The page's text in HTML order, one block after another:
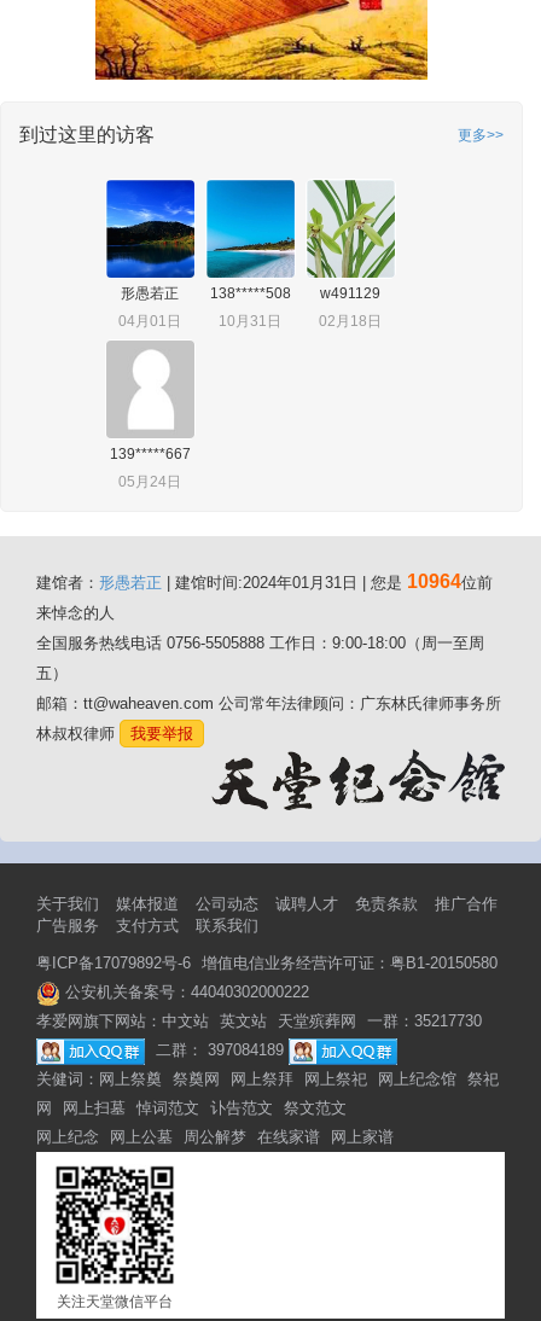
到过这里的访客 更多>>
形愚若正
04月01日
138*****508
10月31日
w491129
02月18日
139*****667
05月24日
建馆者： 形愚若正 | 建馆时间:2024年01月31日 | 您是 10964位前
来悼念的人
全国服务热线电话 0756-5505888 工作日：9:00-18:00（周一至周
五）
邮箱：tt@waheaven.com 公司常年法律顾问：广东林氏律师事务所
林叔权律师
我要举报
关于我们 媒体报道 公司动态 诚聘人才 免责条款
推广合作
广告服务
支付方式 联系我们
粤ICP备17079892号-6 增值电信业务经营许可证：粤B1-20150580
公安机关备案号：44040302000222
孝爱网旗下网站： 中文站 英文站 天堂殡葬网
一群：35217730
二群： 397084189
关健词： 网上祭奠 祭奠网 网上祭拜 网上祭祀 网上纪念馆 祭祀
网
网上扫墓 悼词范文 讣告范文
祭文范文
网上纪念
网上公墓 周公解梦 在线家谱 网上家谱
关注天堂微信平台